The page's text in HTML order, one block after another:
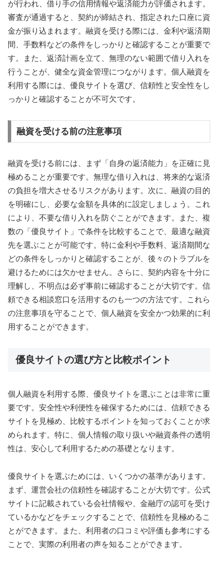
が行われ、借り手の信用情報や返済能力が評価されます。
審査が通過すると、契約が締結され、指定された口座に資
金が振り込まれます。融資を受ける際には、金利や返済期
間、手数料などの条件をしっかりと確認することが重要で
す。また、返済計画を立て、無理のない範囲で借り入れを
行うことが、健全な資金管理につながります。個人融資を
利用する際には、優良サイトを選び、信頼性と安全性をし
っかりと確認することが不可欠です。
融資を受ける前の注意事項
融資を受ける前には、まず「自身の返済能力」を正確に見
極めることが重要です。無理な借り入れは、将来的な返済
の負担を増大させるリスクがあります。次に、融資の目的
を明確にし、必要な金額を具体的に設定しましょう。これ
により、不要な借り入れを防ぐことができます。また、複
数の「優良サイト」で条件を比較することで、最適な融資
先を選ぶことが可能です。特に金利や手数料、返済期間な
どの条件をしっかりと確認することが、後々のトラブルを
避けるためには欠かせません。さらに、契約内容を十分に
理解し、不明点は必ず事前に確認することが大切です。信
頼できる相談窓口を活用するのも一つの方法です。これら
の注意事項を守ることで、個人融資を安全かつ効果的に利
用することができます。
優良サイトの選び方と比較ポイント
個人融資を利用する際、優良サイトを選ぶことは非常に重
要です。安全性や利便性を確保するためには、信頼できる
サイトを見極め、比較するポイントを知っておくことが求
められます。特に、個人情報の取り扱いや融資条件の透明
性は、安心して利用するための基礎となります。
優良サイトを選ぶためには、いくつかの基準があります。
まず、運営会社の信頼性を確認することが大切です。公式
サイトに記載されている会社情報や、金融庁の認可を受け
ているかなどをチェックすることで、信頼性を見極めるこ
とができます。また、利用者の口コミや評価も参考にする
ことで、実際の利用者の声を知ることができます。